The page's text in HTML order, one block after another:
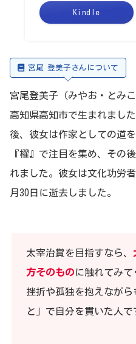
Kindle
宮尾 登美子さんについて
宮尾登美子（みやお・とみ
高知県高知市で生まれまし
後、彼女は作家としての道
『櫂』で注目を集め、その
れました。彼女は文化功労
月30日に逝去しました。
太宰治賞を目指すなら、
方そのものに触れてみて
挫折や孤独を抱えなが
と」で自分を貫いた人で